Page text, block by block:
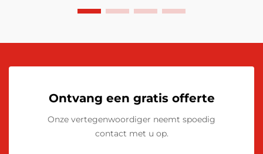
Ontvang een gratis offerte
Onze vertegenwoordiger neemt spoedig
contact met u op.